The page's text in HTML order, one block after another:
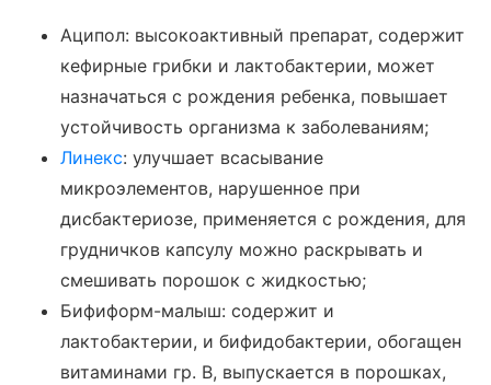
Аципол: высокоактивный препарат, содержит
кефирные грибки и лактобактерии, может
назначаться с рождения ребенка, повышает
устойчивость организма к заболеваниям;
Линекс: улучшает всасывание
микроэлементов, нарушенное при
дисбактериозе, применяется с рождения, для
грудничков капсулу можно раскрывать и
смешивать порошок с жидкостью;
Бифиформ-малыш: содержит и
лактобактерии, и бифидобактерии, обогащен
витаминами гр. В, выпускается в порошках,